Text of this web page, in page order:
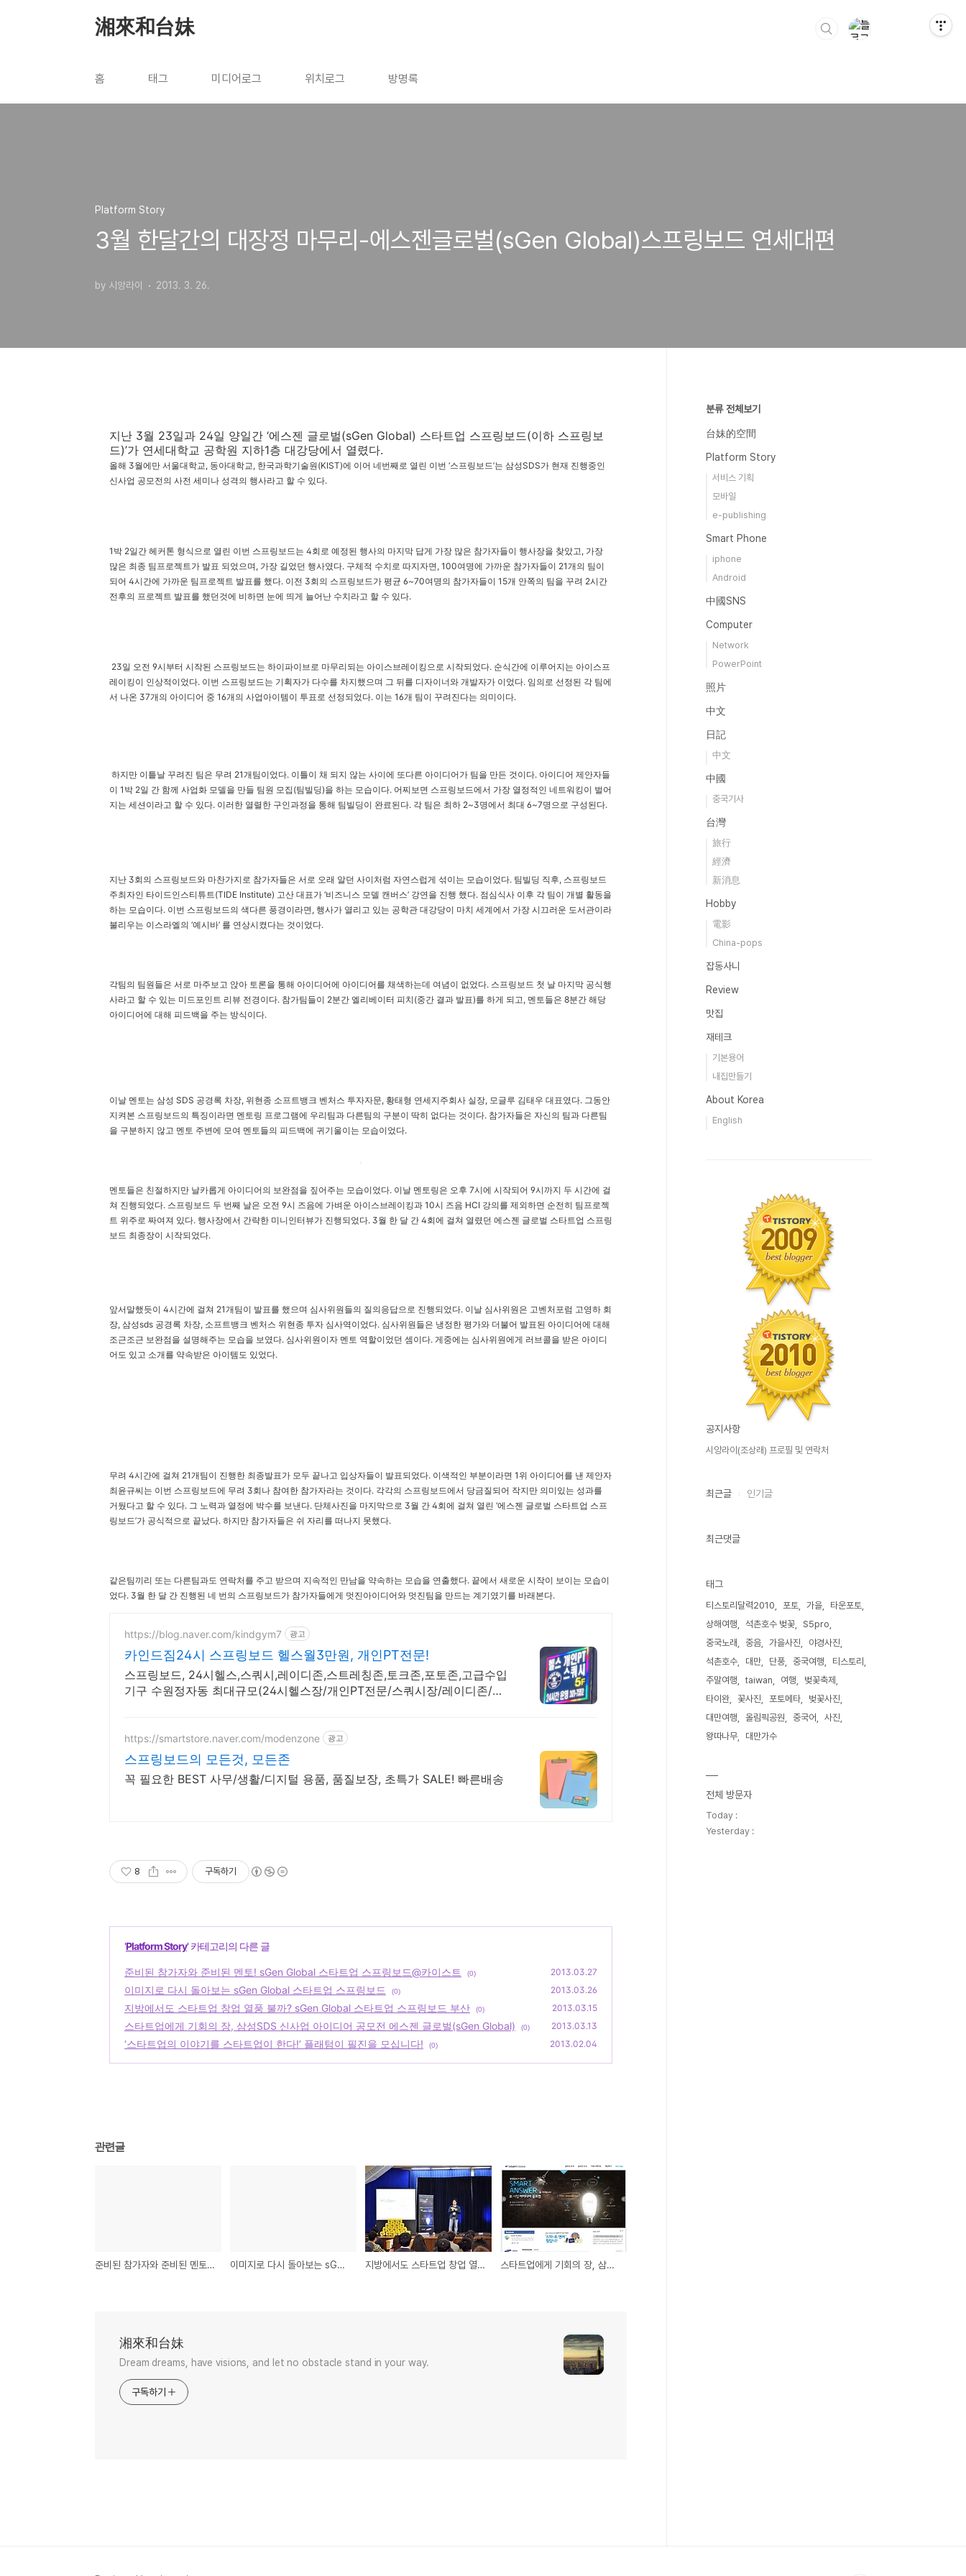
湘來和台妹
홈 태그 미디어로그 위치로그 방명록
Platform Story
3월 한달간의 대장정 마무리-에스젠글로벌(sGen Global)스프링보드 연세대편
by 시앙라이 2013. 3. 26.
지난 3월 23일과 24일 양일간 ‘에스젠 글로벌(sGen Global) 스타트업 스프링보드(이하 스프링보
드)’가 연세대학교 공학원 지하1층 대강당에서 열렸다.
올해 3월에만 서울대학교, 동아대학교, 한국과학기술원(KIST)에 이어 네번째로 열린 이번 ‘스프링보드’는 삼성SDS가 현재 진행중인
신사업 공모전의 사전 세미나 성격의 행사라고 할 수 있다.
1박 2일간 헤커톤 형식으로 열린 이번 스프링보드는 4회로 예정된 행사의 마지막 답게 가장 많은 참가자들이 행사장을 찾았고, 가장
많은 최종 팀프로젝트가 발표 되었으며, 가장 길었던 행사였다. 구체적 수치로 따지자면, 100여명에 가까운 참가자들이 21개의 팀이
되어 4시간에 가까운 팀프로젝트 발표를 했다. 이전 3회의 스프링보드가 평균 6~70여명의 참가자들이 15개 안쪽의 팀을 꾸려 2시간
전후의 프로젝트 발표를 했던것에 비하면 눈에 띄게 늘어난 수치라고 할 수 있다.
23일 오전 9시부터 시작된 스프링보드는 하이파이브로 마무리되는 아이스브레이킹으로 시작되었다. 순식간에 이루어지는 아이스프
레이킹이 인상적이었다. 이번 스프링보드는 기획자가 다수를 차지했으며 그 뒤를 디자이너와 개발자가 이었다. 임의로 선정된 각 팀에
서 나온 37개의 아이디어 중 16개의 사업아이템이 투표로 선정되었다. 이는 16개 팀이 꾸려진다는 의미이다.
하지만 이틑날 꾸려진 팀은 무려 21개팀이었다. 이틀이 채 되지 않는 사이에 또다른 아이디어가 팀을 만든 것이다. 아이디어 제안자들
이 1박 2일 간 함께 사업화 모델을 만들 팀원 모집(팀빌딩)을 하는 모습이다. 어찌보면 스프링보드에서 가장 열정적인 네트워킹이 벌어
지는 세션이라고 할 수 있다. 이러한 열렬한 구인과정을 통해 팀빌딩이 완료된다. 각 팀은 최하 2~3명에서 최대 6~7명으로 구성된다.
지난 3회의 스프링보드와 마찬가지로 참가자들은 서로 오래 알던 사이처럼 자연스럽게 섞이는 모습이었다. 팀빌딩 직후, 스프링보드
주최자인 타이드인스티튜트(TIDE Institute) 고산 대표가 ‘비즈니스 모델 캔버스’ 강연을 진행 했다. 점심식사 이후 각 팀이 개별 활동을
하는 모습이다. 이번 스프링보드의 색다른 풍경이라면, 행사가 열리고 있는 공학관 대강당이 마치 세계에서 가장 시끄러운 도서관이라
불리우는 이스라엘의 ‘예시바’ 를 연상시켰다는 것이었다.
각팀의 팀원들은 서로 마주보고 앉아 토론을 통해 아이디어에 아이디어를 채색하는데 여념이 없었다. 스프링보드 첫 날 마지막 공식행
사라고 할 수 있는 미드포인트 리뷰 전경이다. 참가팀들이 2분간 엘리베이터 피치(중간 결과 발표)를 하게 되고, 멘토들은 8분간 해당
아이디어에 대해 피드백을 주는 방식이다.
이날 멘토는 삼성 SDS 공경록 차장, 위현종 소프트뱅크 벤처스 투자자문, 황태형 연세지주회사 실장, 모글루 김태우 대표였다. 그동안
지켜본 스프링보드의 특징이라면 멘토링 프로그램에 우리팀과 다른팀의 구분이 딱히 없다는 것이다. 참가자들은 자신의 팀과 다른팀
을 구분하지 않고 멘토 주변에 모여 멘토들의 피드백에 귀기울이는 모습이었다.
멘토들은 친절하지만 날카롭게 아이디어의 보완점을 짚어주는 모습이었다. 이날 멘토링은 오후 7시에 시작되어 9시까지 두 시간에 걸
쳐 진행되었다. 스프링보드 두 번째 날은 오전 9시 즈음에 가벼운 아이스브레이킹과 10시 즈음 HCI 강의를 제외하면 순전히 팀프로젝
트 위주로 짜여져 있다. 행사장에서 간략한 미니인터뷰가 진행되었다. 3월 한 달 간 4회에 걸쳐 열렸던 에스젠 글로벌 스타트업 스프링
보드 최종장이 시작되었다.
앞서말했듯이 4시간에 걸쳐 21개팀이 발표를 했으며 심사위원들의 질의응답으로 진행되었다. 이날 심사위원은 고벤처포럼 고영하 회
장, 삼성sds 공경록 차장, 소프트뱅크 벤처스 위현종 투자 심사역이었다. 심사위원들은 냉정한 평가와 더불어 발표된 아이디어에 대해
조근조근 보완점을 설명해주는 모습을 보였다. 심사위원이자 멘토 역할이었던 셈이다. 게중에는 심사위원에게 러브콜을 받은 아이디
어도 있고 소개를 약속받은 아이템도 있었다.
무려 4시간에 걸쳐 21개팀이 진행한 최종발표가 모두 끝나고 입상자들이 발표되었다. 이색적인 부분이라면 1위 아이디어를 낸 제안자
최윤규씨는 이번 스프링보드에 무려 3회나 참여한 참가자라는 것이다. 각각의 스프링보드에서 당금질되어 작지만 의미있는 성과를
거뒀다고 할 수 있다. 그 노력과 열정에 박수를 보낸다. 단체사진을 마지막으로 3월 간 4회에 걸쳐 열린 ‘에스젠 글로벌 스타트업 스프
링보드’가 공식적으로 끝났다. 하지만 참가자들은 쉬 자리를 떠나지 못했다.
같은팀끼리 또는 다른팀과도 연락처를 주고 받으며 지속적인 만남을 약속하는 모습을 연출했다. 끝에서 새로운 시작이 보이는 모습이
었다. 3월 한 달 간 진행된 네 번의 스프링보드가 참가자들에게 멋진아이디어와 멋진팀을 만드는 계기였기를 바래본다.
https://blog.naver.com/kindgym7 광고
카인드짐24시 스프링보드 헬스월3만원, 개인PT전문!
스프링보드, 24시헬스,스쿼시,레이디존,스트레칭존,토크존,포토존,고급수입
기구 수원정자동 최대규모(24시헬스장/개인PT전문/스쿼시장/레이디존/피
https://smartstore.naver.com/modenzone 광고
스프링보드의 모든것, 모든존
꼭 필요한 BEST 사무/생활/디지털 용품, 품질보장, 초특가 SALE! 빠른배송
8 구독하기
'Platform Story' 카테고리의 다른 글
준비된 참가자와 준비된 멘토! sGen Global 스타트업 스프링보드@카이스트 (0) 2013.03.27
이미지로 다시 돌아보는 sGen Global 스타트업 스프링보드 (0) 2013.03.26
지방에서도 스타트업 창업 열풍 불까? sGen Global 스타트업 스프링보드 부산 (0) 2013.03.15
스타트업에게 기회의 장, 삼성SDS 신사업 아이디어 공모전 에스젠 글로벌(sGen Global) (0) 2013.03.13
‘스타트업의 이야기를 스타트업이 한다!’ 플래텀이 필진을 모십니다! (0) 2013.02.04
관련글
준비된 참가자와 준비된 멘토! sGen Global 스타트업 스프링보드@카이스트 이미지로 다시 돌아보는 sGen Global 스타트업 스프링보드 지방에서도 스타트업 창업 열풍 불까? sGen Global 스타트업 스프링보드 부산 스타트업에게 기회의 장, 삼성SDS 신사업 아이디어 공모전 에스젠 글로벌(sGen Global)
湘來和台妹
Dream dreams, have visions, and let no obstacle stand in your way.
구독하기
분류 전체보기
台妹的空間
Platform Story
서비스 기획
모바일
e-publishing
Smart Phone
iphone
Android
中國SNS
Computer
Network
PowerPoint
照片
中文
日記
中文
中國
중국기사
台灣
旅行
經濟
新消息
Hobby
電影
China-pops
잡동사니
Review
맛집
재테크
기본용어
내집만들기
About Korea
English
공지사항
시앙라이(조상래) 프로필 및 연락처
최근글 인기글
최근댓글
태그
티스토리달력2010 포토 가을
타운포토
상해여행
석촌호수 벚꽃
S5pro
중국노래
중음 가을사진
야경사진
석촌호수
대만 단풍 중국여행
티스토리
주말여행
taiwan 여행
벚꽃축제
타이완
꽃사진 포토메타
벚꽃사진
대만여행
올림픽공원 중국어
사진
왕따나무
대만가수
전체 방문자
Today :
Yesterday :